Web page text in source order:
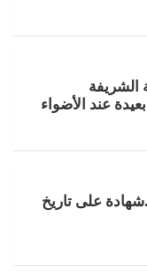
الشريفة
عند الأضواء
الكوميرا 1981..شهادة على تاريخ